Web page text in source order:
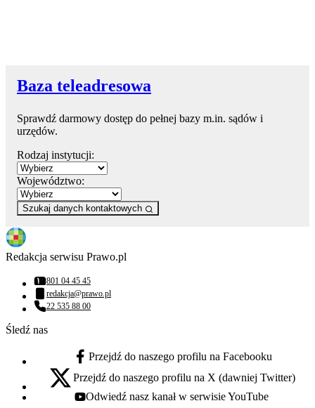
Baza teleadresowa
Sprawdź darmowy dostęp do pełnej bazy m.in. sądów i
urzędów.
Rodzaj instytucji:
Województwo:
Szukaj danych kontaktowych
Redakcja serwisu Prawo.pl
Numer telefonu:
801 04 45 45
Adres email:
redakcja@prawo.pl
Numer telefonu:
22 535 88 00
Śledź nas
facebook - otwiera się w nowej karcie
Przejdź do naszego profilu na Facebooku
x - otwiera się w nowej karcie
Przejdź do naszego profilu na X (dawniej Twitter)
youtube - otwiera się w nowej karcie
Odwiedź nasz kanał w serwisie YouTube